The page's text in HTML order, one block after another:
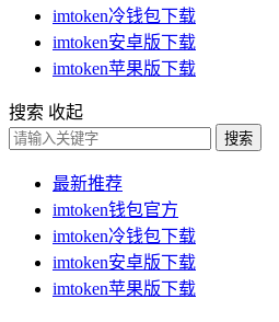
imtoken冷钱包下载
imtoken安卓版下载
imtoken苹果版下载
搜索 收起
搜索
最新推荐
imtoken钱包官方
imtoken冷钱包下载
imtoken安卓版下载
imtoken苹果版下载